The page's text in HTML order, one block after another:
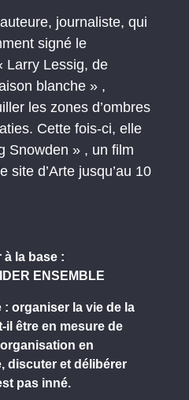
journaliste, qui
signé le
Larry Lessig, de
blanche » ,
les zones d’ombres
Cette fois-ci, elle
Snowden » , un film
site d’Arte jusqu’au 10
à la base :
ENSEMBLE
: organiser la vie de la
il être en mesure de
en
discuter et délibérer
pas inné.